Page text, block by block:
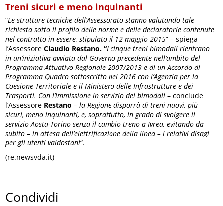
Treni sicuri e meno inquinanti
“Le strutture tecniche dell’Assessorato stanno valutando tale
richiesta sotto il profilo delle norme e delle declaratorie contenute
nel contratto in essere, stipulato il 12 maggio 2015” – spiega
l’Assessore Claudio Restano. “I cinque treni bimodali rientrano
in un’iniziativa avviata dal Governo precedente nell’ambito del
Programma Attuativo Regionale 2007/2013 e di un Accordo di
Programma Quadro sottoscritto nel 2016 con l’Agenzia per la
Coesione Territoriale e il Ministero delle Infrastrutture e dei
Trasporti. Con l’immissione in servizio dei bimodali – conclude
l’Assessore Restano – la Regione disporrà di treni nuovi, più
sicuri, meno inquinanti, e, soprattutto, in grado di svolgere il
servizio Aosta-Torino senza il cambio treno a Ivrea, evitando da
subito – in attesa dell’elettrificazione della linea – i relativi disagi
per gli utenti valdostani“.
(re.newsvda.it)
Condividi